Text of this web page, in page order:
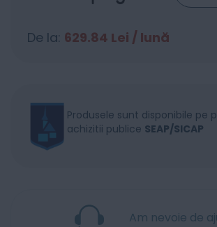
De la: 629.84 Lei / lună
Produsele sunt disponibile pe
achizitii publice SEAP/SICAP
Am nevoie de